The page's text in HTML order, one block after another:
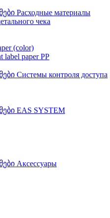
Расходные материалы
чека
(color)
label paper PP
Системы контроля доступа
EAS SYSTEM
Аксессуары